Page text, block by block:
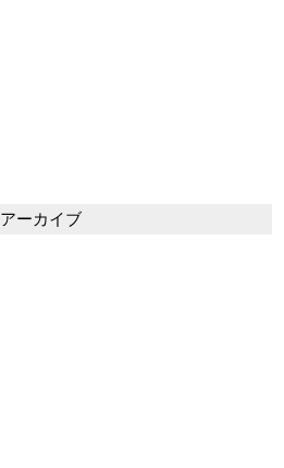
アーカイブ